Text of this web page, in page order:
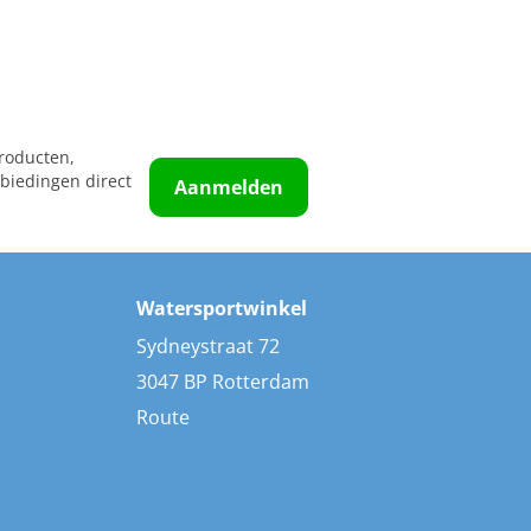
direct
Aanmelden
Watersportwinkel
Sydneystraat 72
3047 BP Rotterdam
Route